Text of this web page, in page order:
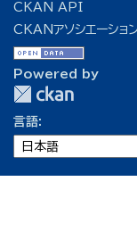
CKAN API
CKANアソシエーショ
Powered by
言語